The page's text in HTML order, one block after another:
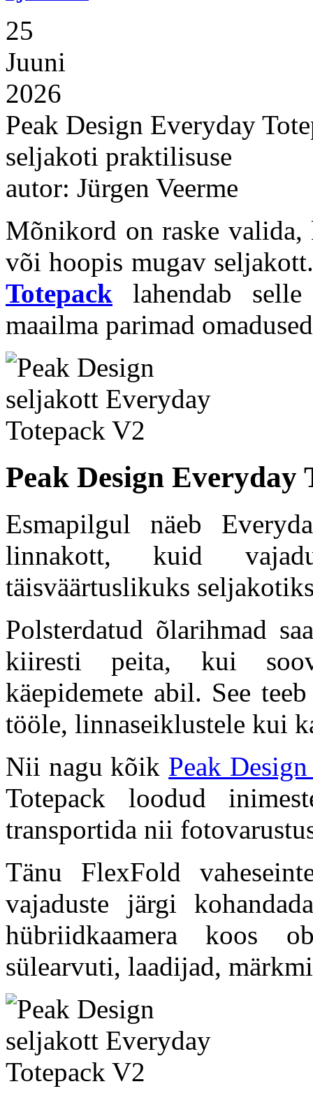
25
Juuni
2026
Peak Design Everyday
seljakoti praktilisuse
autor: Jürgen Veerme
Mõnikord on raske valida,
või hoopis mugav
Totepack lahendab
maailma parimad
Peak Design Everyday
Esmapilgul näeb
linnakott, kuid
täisväärtuslikuks
Polsterdatud õlarihmad
kiiresti peita, kui
käepidemete abil. See
tööle, linnaseiklustele kui
Nii nagu kõik Peak
Totepack loodud
transportida nii
Tänu FlexFold
vajaduste järgi
hübriidkaamera koos
sülearvuti, laadijad,